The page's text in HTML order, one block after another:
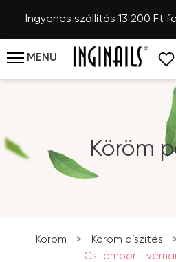
Ingyenes szállítás 13 200 Ft
MENU
Köröm
Köröm > Köröm díszítés
Csillámpor -